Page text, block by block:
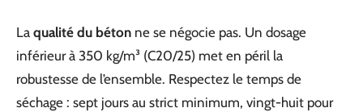
La qualité du béton ne se négocie pas. Un dosage
inférieur à 350 kg/m³ (C20/25) met en péril la
robustesse de l’ensemble. Respectez le temps de
séchage : sept jours au strict minimum, vingt-huit pour